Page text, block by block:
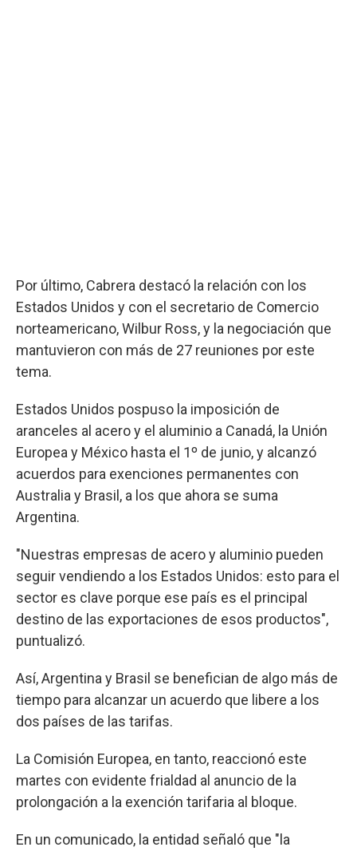
Por último, Cabrera destacó la relación con los
Estados Unidos y con el secretario de Comercio
norteamericano, Wilbur Ross, y la negociación que
mantuvieron con más de 27 reuniones por este
tema.
Estados Unidos pospuso la imposición de
aranceles al acero y el aluminio a Canadá, la Unión
Europea y México hasta el 1º de junio, y alcanzó
acuerdos para exenciones permanentes con
Australia y Brasil, a los que ahora se suma
Argentina.
"Nuestras empresas de acero y aluminio pueden
seguir vendiendo a los Estados Unidos: esto para el
sector es clave porque ese país es el principal
destino de las exportaciones de esos productos",
puntualizó.
Así, Argentina y Brasil se benefician de algo más de
tiempo para alcanzar un acuerdo que libere a los
dos países de las tarifas.
La Comisión Europea, en tanto, reaccionó este
martes con evidente frialdad al anuncio de la
prolongación a la exención tarifaria al bloque.
En un comunicado, la entidad señaló que "la